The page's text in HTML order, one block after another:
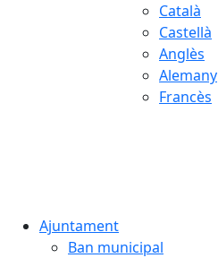
Català
Castellà
Anglès
Alemany
Francès
Ajuntament
Ban municipal